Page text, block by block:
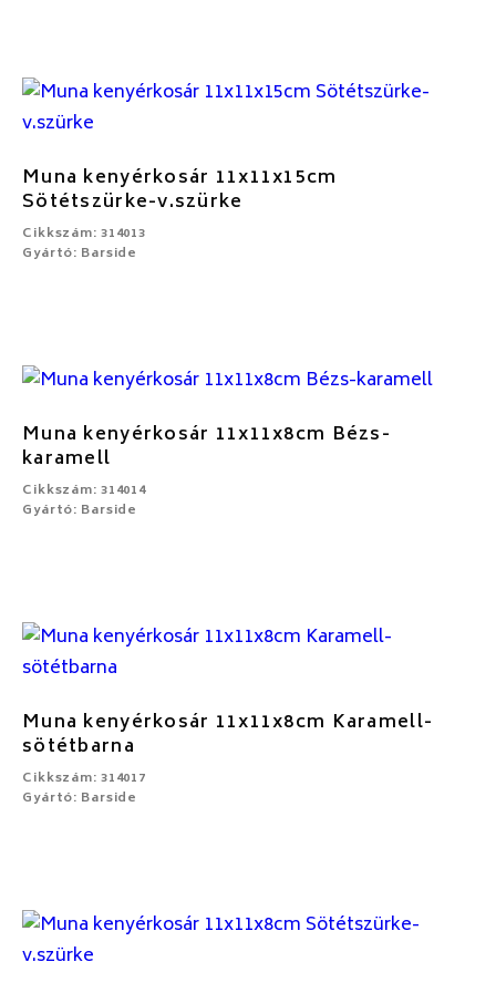
Muna kenyérkosár 11x11x15cm
Sötétszürke-v.szürke
Cikkszám: 314013
Gyártó: Barside
Muna kenyérkosár 11x11x8cm Bézs-
karamell
Cikkszám: 314014
Gyártó: Barside
Muna kenyérkosár 11x11x8cm Karamell-
sötétbarna
Cikkszám: 314017
Gyártó: Barside